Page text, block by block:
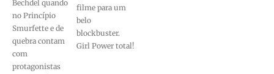
Bechdel quando
no Princípio
Smurfette e de
quebra contam
com
protagonistas
filme para um
belo
blockbuster.
Girl Power total!